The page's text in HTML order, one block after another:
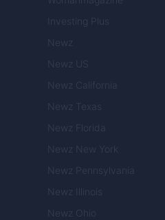
Investing Plus
Newz
Newz US
Newz California
Newz Texas
Newz Florida
Newz New York
Newz Pennsylvania
Newz Illinois
Newz Ohio